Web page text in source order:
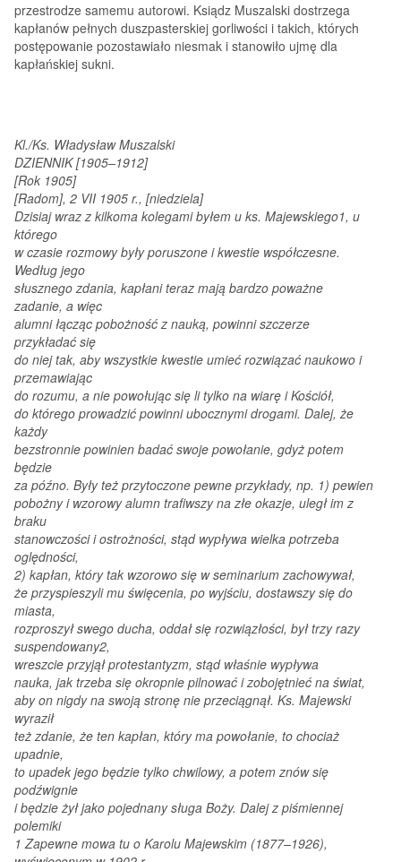
przestrodze samemu autorowi. Ksiądz Muszalski dostrzega
kapłanów pełnych duszpasterskiej gorliwości i takich, których
postępowanie pozostawiało niesmak i stanowiło ujmę dla
kapłańskiej sukni.
Kl./Ks. Władysław Muszalski
DZIENNIK [1905–1912]
[Rok 1905]
[Radom], 2 VII 1905 r., [niedziela]
Dzisiaj wraz z kilkoma kolegami byłem u ks. Majewskiego1, u
którego
w czasie rozmowy były poruszone i kwestie współczesne.
Według jego
słusznego zdania, kapłani teraz mają bardzo poważne
zadanie, a więc
alumni łącząc pobożność z nauką, powinni szczerze
przykładać się
do niej tak, aby wszystkie kwestie umieć rozwiązać naukowo i
przemawiając
do rozumu, a nie powołując się li tylko na wiarę i Kościół,
do którego prowadzić powinni ubocznymi drogami. Dalej, że
każdy
bezstronnie powinien badać swoje powołanie, gdyż potem
będzie
za późno. Były też przytoczone pewne przykłady, np. 1) pewien
pobożny i wzorowy alumn trafiwszy na złe okazje, uległ im z
braku
stanowczości i ostrożności, stąd wypływa wielka potrzeba
oględności,
2) kapłan, który tak wzorowo się w seminarium zachowywał,
że przyspieszyli mu święcenia, po wyjściu, dostawszy się do
miasta,
rozproszył swego ducha, oddał się rozwiązłości, był trzy razy
suspendowany2,
wreszcie przyjął protestantyzm, stąd właśnie wypływa
nauka, jak trzeba się okropnie pilnować i zobojętnieć na świat,
aby on nigdy na swoją stronę nie przeciągnął. Ks. Majewski
wyraził
też zdanie, że ten kapłan, który ma powołanie, to chociaż
upadnie,
to upadek jego będzie tylko chwilowy, a potem znów się
podźwignie
i będzie żył jako pojednany sługa Boży. Dalej z piśmiennej
polemiki
1 Zapewne mowa tu o Karolu Majewskim (1877–1926),